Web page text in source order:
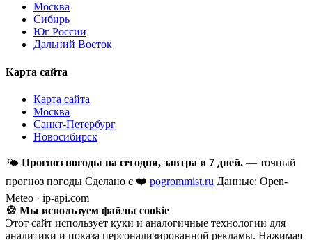
Москва
Сибирь
Юг России
Дальний Восток
Карта сайта
Карта сайта
Москва
Санкт-Петербург
Новосибирск
🌤 Прогноз погоды на сегодня, завтра и 7 дней. — точный
прогноз погоды Сделано с ❤️ pogrommist.ru Данные: Open-
Meteo · ip-api.com
🍪 Мы используем файлы cookie
Этот сайт использует куки и аналогичные технологии для
аналитики и показа персонализированной рекламы. Нажимая